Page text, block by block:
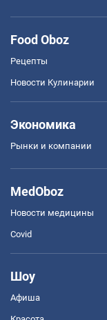
Food Oboz
Рецепты
Новости Кулинарии
Экономика
Рынки и компании
MedOboz
Новости медицины
Covid
Шоу
Афиша